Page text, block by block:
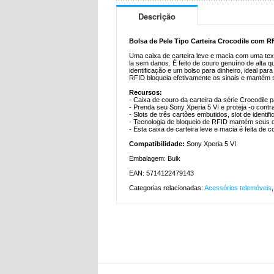
Descrição
Bolsa de Pele Tipo Carteira Crocodile com
Uma caixa de carteira leve e macia com uma
la sem danos. É feito de couro genuíno de alta
identificação e um bolso para dinheiro, ideal
RFID bloqueia efetivamente os sinais e mantém
Recursos:
- Caixa de couro da carteira da série Crocodile
- Prenda seu Sony Xperia 5 VI e proteja -o
- Slots de três cartões embutidos, slot de
- Tecnologia de bloqueio de RFID mantém seus
- Esta caixa de carteira leve e macia é feita de
Compatibilidade: Sony Xperia 5 VI
Embalagem: Bulk
EAN: 5714122479143
Categorias relacionadas: Acessórios telemóveis